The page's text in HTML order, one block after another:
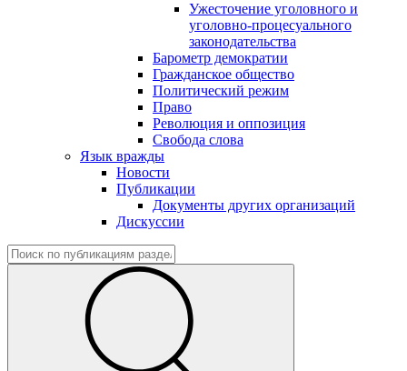
Ужесточение уголовного и
уголовно-процесуального
законодательства
Барометр демократии
Гражданское общество
Политический режим
Право
Революция и оппозиция
Свобода слова
Язык вражды
Новости
Публикации
Документы других организаций
Дискуссии